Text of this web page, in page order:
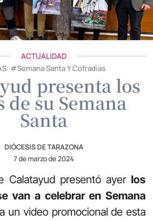
ACTUALIDAD
#Semana Santa Y Cofradías
presenta los
de su Semana
Santa
DIÓCESIS DE TARAZONA
7 de marzo de 2024
Calatayud presentó ayer los
van a celebrar en Semana
un video promocional de esta